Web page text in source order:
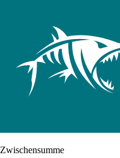
Zwischensumme